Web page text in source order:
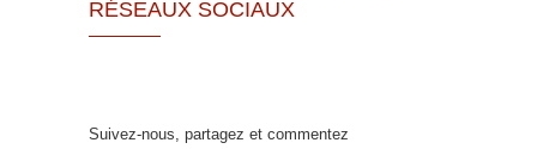
RÉSEAUX SOCIAUX
Suivez-nous, partagez et commentez